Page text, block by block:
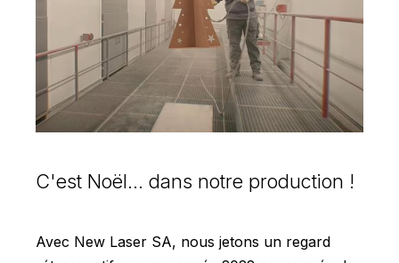
C'est Noël... dans notre production !
Avec New Laser SA, nous jetons un regard